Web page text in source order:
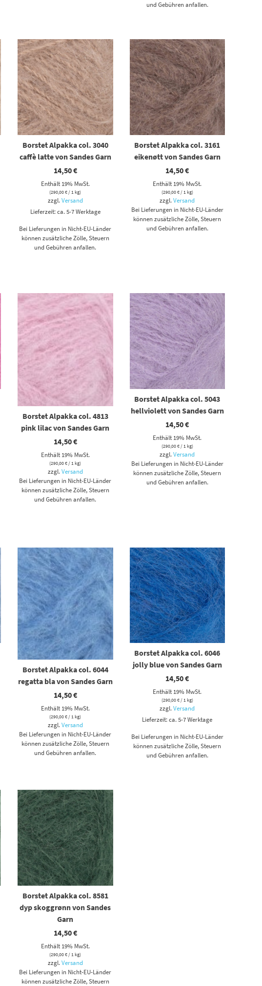
und Gebühren anfallen.
Borstet Alpakka col. 3040
caffè latte von Sandes Garn
14,50€
Enthält 19% MwSt.
(290,00€ / 1 kg)
zzgl.Versand
Lieferzeit: ca. 5-7 Werktage
Bei Lieferungen in Nicht-EU-Länder
können zusätzliche Zölle, Steuern
und Gebühren anfallen.
Borstet Alpakka col. 3161
eikenøtt von Sandes Garn
14,50€
Enthält 19% MwSt.
(290,00€/ 1 kg)
zzgl.Versand
Bei Lieferungen in Nicht-EU-Länder
können zusätzliche Zölle, Steuern
und Gebühren anfallen.
Borstet Alpakka col. 4813
pink lilac von Sandes Garn
14,50€
Enthält 19% MwSt.
(290,00€/ 1 kg)
zzgl.Versand
Bei Lieferungen in Nicht-EU-Länder
können zusätzliche Zölle, Steuern
und Gebühren anfallen.
Borstet Alpakka col. 5043
hellviolett von Sandes Garn
14,50€
Enthält 19% MwSt.
(290,00€/ 1 kg)
zzgl.Versand
Bei Lieferungen in Nicht-EU-Länder
können zusätzliche Zölle, Steuern
und Gebühren anfallen.
Borstet Alpakka col. 6044
regatta bla von Sandes Garn
14,50€
Enthält 19% MwSt.
(290,00€ / 1 kg)
zzgl.Versand
Bei Lieferungen in Nicht-EU-Länder
können zusätzliche Zölle, Steuern
und Gebühren anfallen.
Borstet Alpakka col. 6046
jolly blue von Sandes Garn
14,50€
Enthält 19% MwSt.
(290,00€/ 1 kg)
zzgl.Versand
Lieferzeit: ca. 5-7 Werktage
Bei Lieferungen in Nicht-EU-Länder
können zusätzliche Zölle, Steuern
und Gebühren anfallen.
Borstet Alpakka col. 8581
dyp skoggrønn von Sandes
Garn
14,50€
Enthält 19% MwSt.
(290,00€/ 1 kg)
zzgl.Versand
Bei Lieferungen in Nicht-EU-Länder
können zusätzliche Zölle, Steuern